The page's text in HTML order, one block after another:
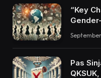
“Key
Pas